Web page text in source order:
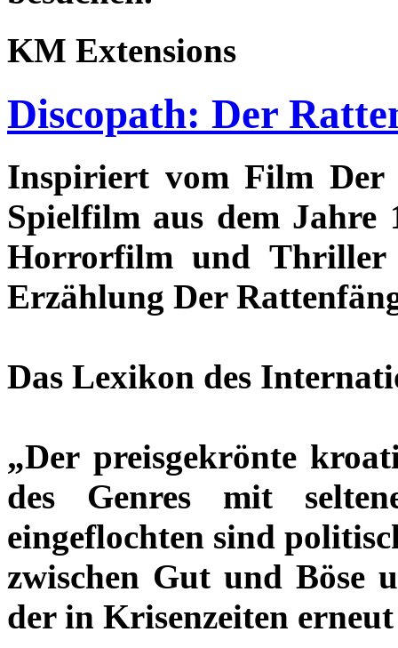
KM Extensions
Discopath: Der
Inspiriert vom Film Der
Spielfilm aus dem Jahre
Horrorfilm und
Erzählung Der
Das Lexikon des
„Der preisgekrönte
des Genres mit
eingeflochten sind
zwischen Gut und Böse
der in Krisenzeiten